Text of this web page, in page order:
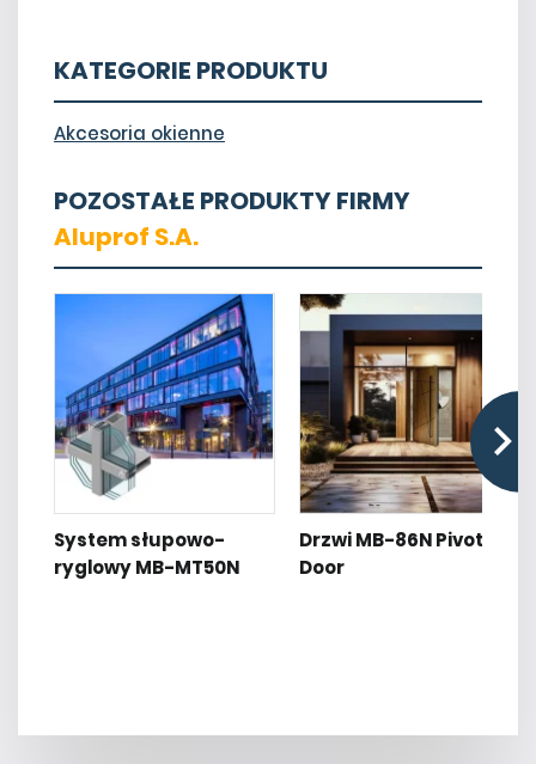
KATEGORIE PRODUKTU
Akcesoria okienne
POZOSTAŁE PRODUKTY FIRMY
Aluprof S.A.
System słupowo-
ryglowy MB-MT50N
Drzwi MB-86N Pivot
Door